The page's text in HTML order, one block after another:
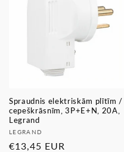
Spraudnis elektriskām plītīm /
cepeškrāsnīm, 3P+E+N, 20A,
Legrand
Pārdevējs:
LEGRAND
Parastā
€13,45 EUR